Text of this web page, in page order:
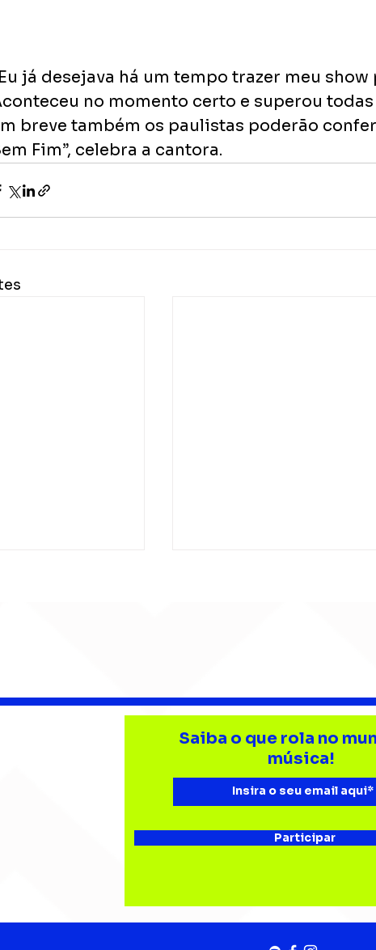
já desejava há um tempo trazer meu show
no momento certo e superou
breve também os paulistas poderão
Fim”, celebra a cantora.
O SOM!
Djonga reúne multidão
representatividade do
rap no João Rock
Saiba o que rola no
música!
Participar